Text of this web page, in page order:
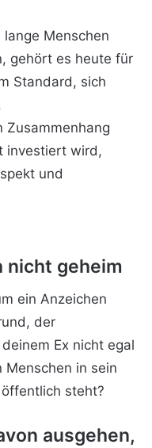
Menschen
gehört es heute für
Standard, sich
Zusammenhang
investiert wird,
und
nicht geheim
ein Anzeichen
der
Ex nicht egal
Menschen in sein
steht?
ausgehen,